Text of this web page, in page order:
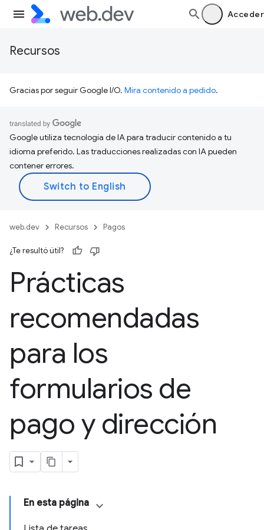
Acceder
Recursos
Gracias por seguir Google I/O. Mira contenido a pedido.
Google utiliza tecnología de IA para traducir contenido a tu
idioma preferido. Las traducciones realizadas con IA pueden
contener errores.
web.dev Recursos Pagos
¿Te resultó útil?
Prácticas
recomendadas
para los
formularios de
pago y dirección
En esta página